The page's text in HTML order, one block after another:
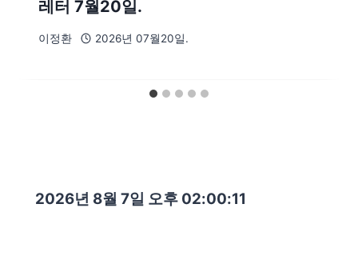
레터 7월20일.
이정환 2026년 07월20일.
2026년 8월 7일 오후 02:00:12